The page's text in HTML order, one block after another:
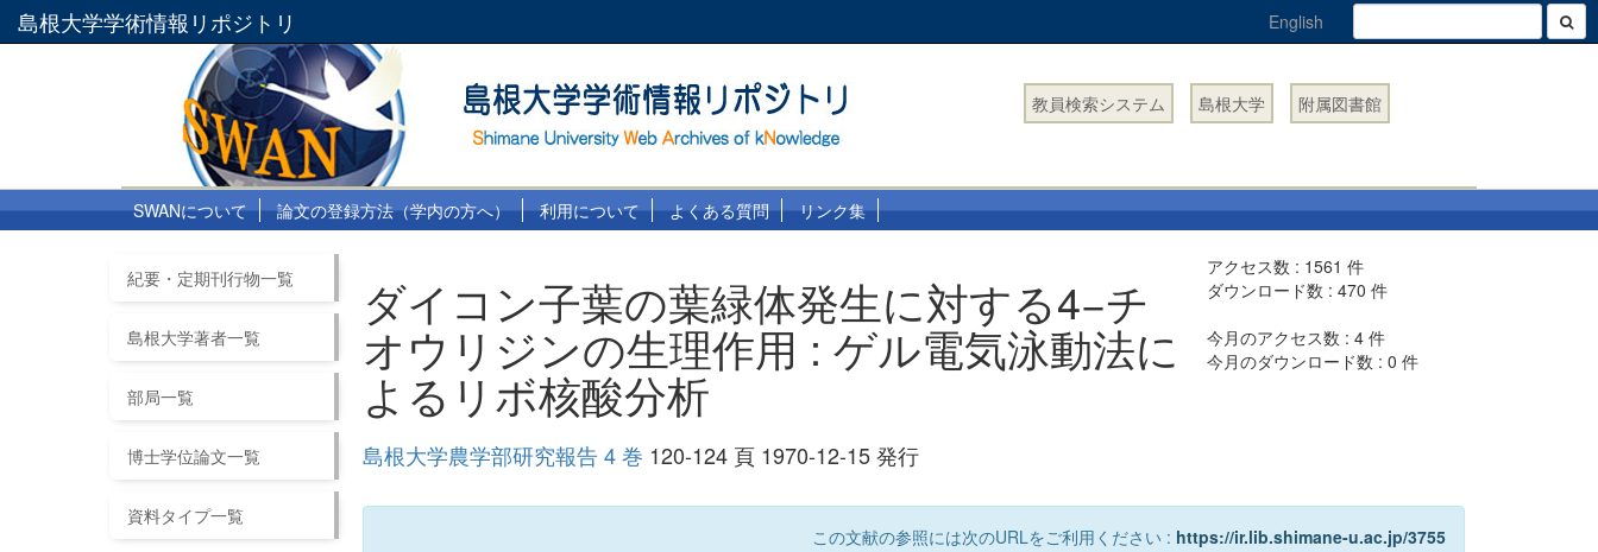
島根大学学術情報リポジトリ English
教員検索システム 島根大学 附属図書館
SWANについて 論文の登録方法（学内の方へ） 利用について よくある質問 リンク集
紀要・定期刊行物一覧
島根大学著者一覧
部局一覧
博士学位論文一覧
資料タイプ一覧
ダイコン子葉の葉緑体発生に対する4−チ
オウリジンの生理作用 : ゲル電気泳動法に
よるリボ核酸分析
島根大学農学部研究報告 4 巻 120-124 頁 1970-12-15 発行
アクセス数 : 1561 件
ダウンロード数 :470 件
今月のアクセス数 :4 件
今月のダウンロード数 :0 件
この文献の参照には次のURLをご利用ください : https://ir.lib.shimane-u.ac.jp/3755